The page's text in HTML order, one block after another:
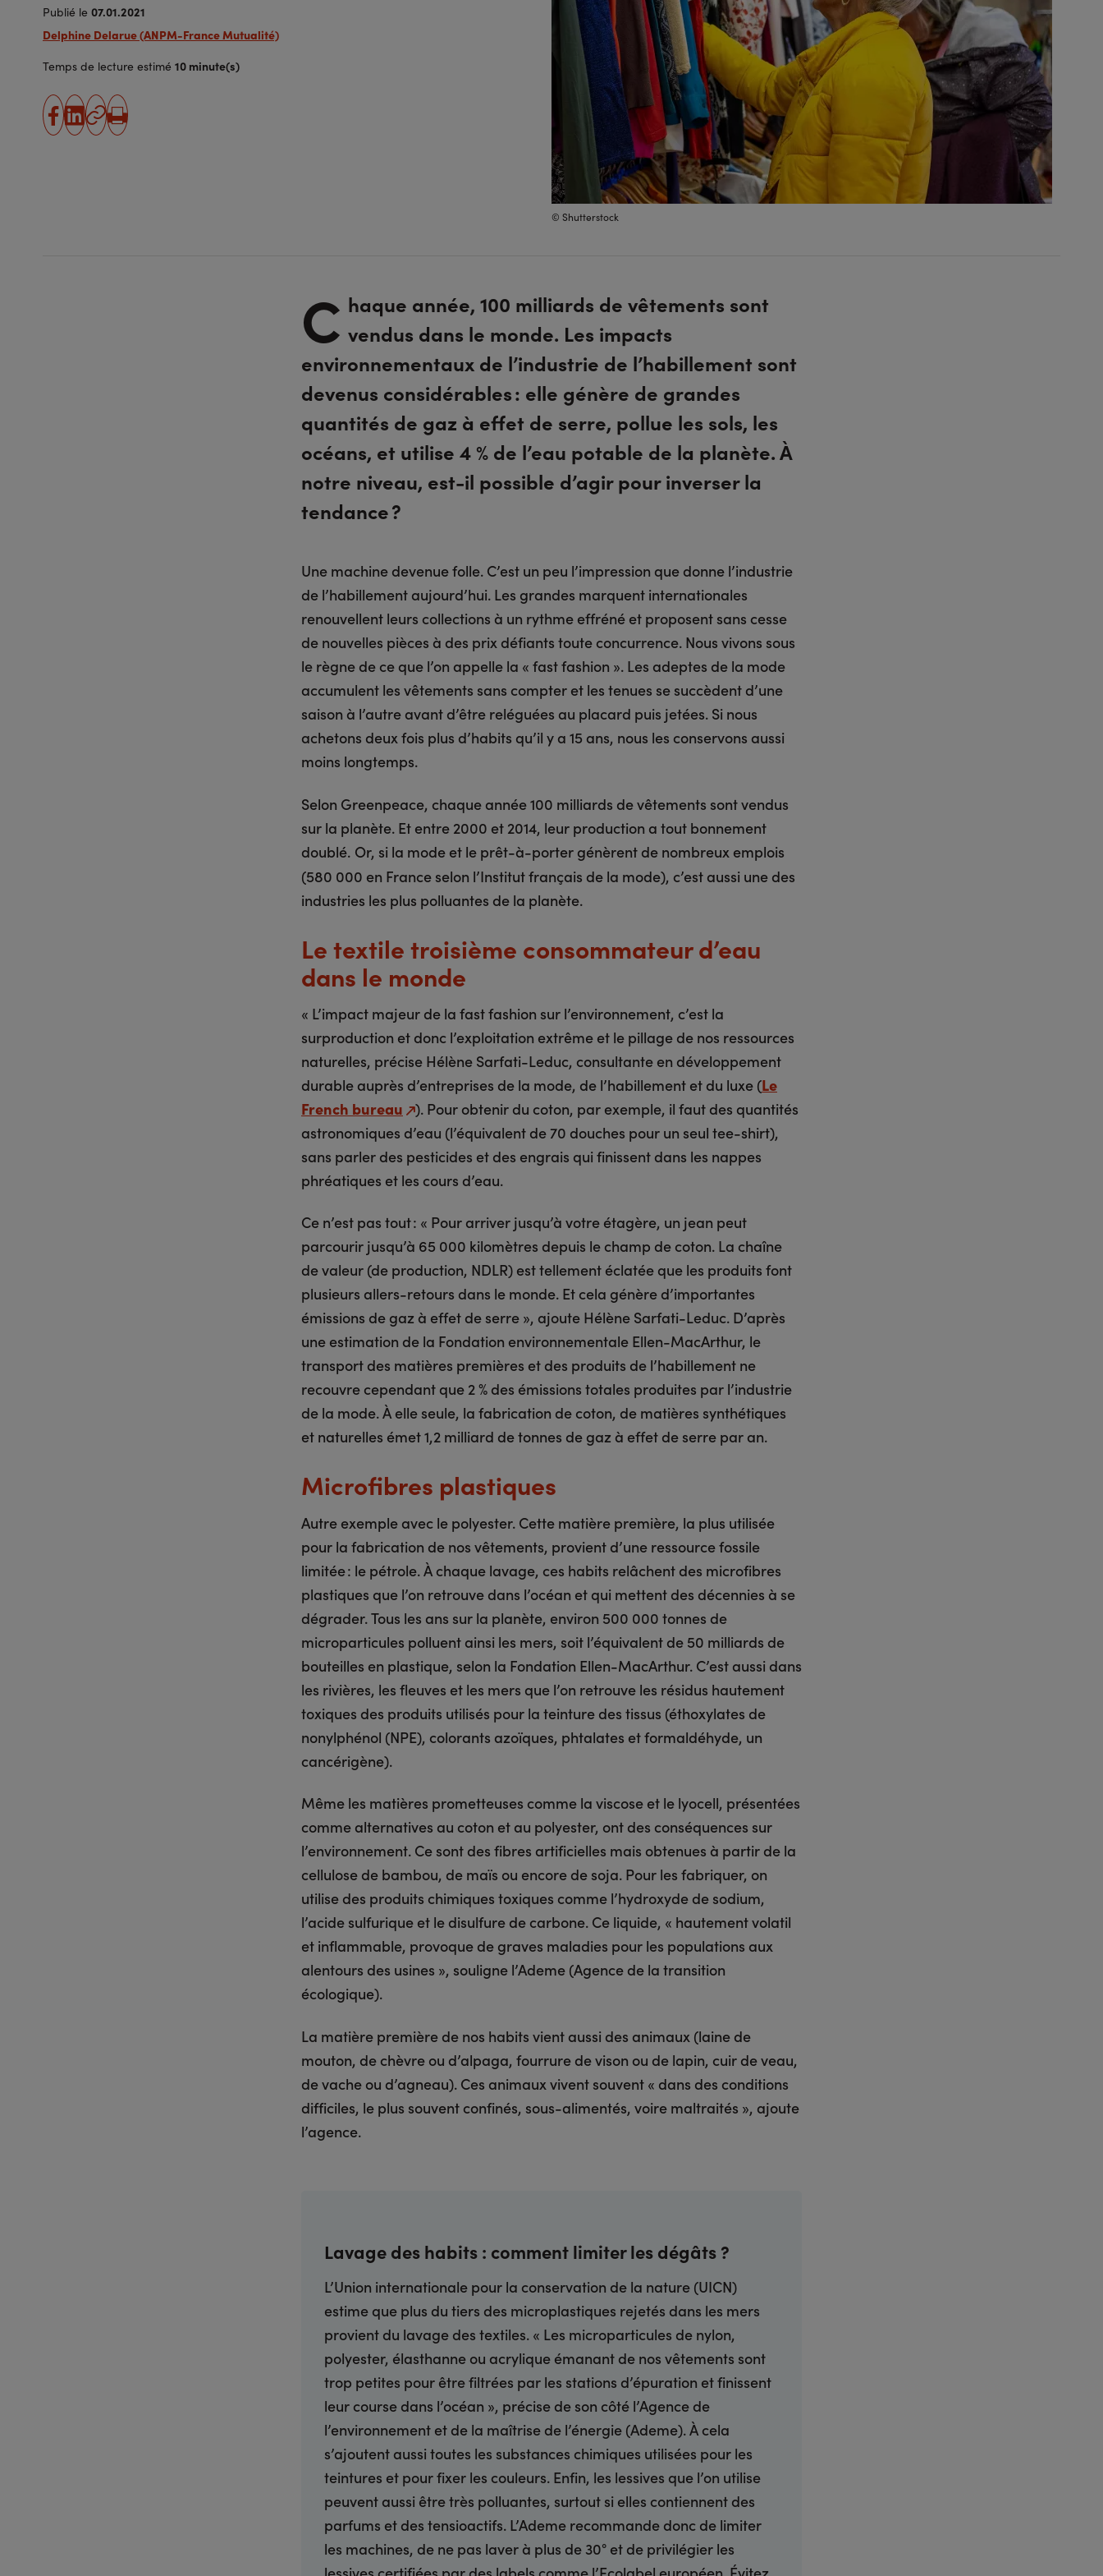
Publié le 07.01.2021
Delphine Delarue (ANPM-France Mutualité)
Temps de lecture estimé 10 minute(s)
partager
partager
Copier
Imprimer
© Shutterstock
C haque année, 100 milliards de vêtements sont
vendus dans le monde. Les impacts
environnementaux de l’industrie de l’habillement sont
devenus considérables : elle génère de grandes
quantités de gaz à effet de serre, pollue les sols, les
océans, et utilise 4 % de l’eau potable de la planète. À
notre niveau, est-il possible d’agir pour inverser la
tendance ?
Une machine devenue folle. C’est un peu l’impression que donne l’industrie
de l’habillement aujourd’hui. Les grandes marquent internationales
renouvellent leurs collections à un rythme effréné et proposent sans cesse
de nouvelles pièces à des prix défiants toute concurrence. Nous vivons sous
le règne de ce que l’on appelle la « fast fashion ». Les adeptes de la mode
accumulent les vêtements sans compter et les tenues se succèdent d’une
saison à l’autre avant d’être reléguées au placard puis jetées. Si nous
achetons deux fois plus d’habits qu’il y a 15 ans, nous les conservons aussi
moins longtemps.
Selon Greenpeace, chaque année 100 milliards de vêtements sont vendus
sur la planète. Et entre 2000 et 2014, leur production a tout bonnement
doublé. Or, si la mode et le prêt-à-porter génèrent de nombreux emplois
(580 000 en France selon l’Institut français de la mode), c’est aussi une des
industries les plus polluantes de la planète.
Le textile troisième consommateur d’eau
dans le monde
« L’impact majeur de la fast fashion sur l’environnement, c’est la
surproduction et donc l’exploitation extrême et le pillage de nos ressources
naturelles, précise Hélène Sarfati-Leduc, consultante en développement
durable auprès d’entreprises de la mode, de l’habillement et du luxe (Le
French bureau
). Pour obtenir du coton, par exemple, il faut des quantités
astronomiques d’eau (l’équivalent de 70 douches pour un seul tee-shirt),
sans parler des pesticides et des engrais qui finissent dans les nappes
phréatiques et les cours d’eau.
Ce n’est pas tout : « Pour arriver jusqu’à votre étagère, un jean peut
parcourir jusqu’à 65 000 kilomètres depuis le champ de coton. La chaîne
de valeur (de production, NDLR) est tellement éclatée que les produits font
plusieurs allers-retours dans le monde. Et cela génère d’importantes
émissions de gaz à effet de serre », ajoute Hélène Sarfati-Leduc. D’après
une estimation de la Fondation environnementale Ellen-MacArthur, le
transport des matières premières et des produits de l’habillement ne
recouvre cependant que 2 % des émissions totales produites par l’industrie
de la mode. À elle seule, la fabrication de coton, de matières synthétiques
et naturelles émet 1,2 milliard de tonnes de gaz à effet de serre par an.
Microfibres plastiques
Autre exemple avec le polyester. Cette matière première, la plus utilisée
pour la fabrication de nos vêtements, provient d’une ressource fossile
limitée : le pétrole. À chaque lavage, ces habits relâchent des microfibres
plastiques que l’on retrouve dans l’océan et qui mettent des décennies à se
dégrader. Tous les ans sur la planète, environ 500 000 tonnes de
microparticules polluent ainsi les mers, soit l’équivalent de 50 milliards de
bouteilles en plastique, selon la Fondation Ellen-MacArthur. C’est aussi dans
les rivières, les fleuves et les mers que l’on retrouve les résidus hautement
toxiques des produits utilisés pour la teinture des tissus (éthoxylates de
nonylphénol (NPE), colorants azoïques, phtalates et formaldéhyde, un
cancérigène).
Même les matières prometteuses comme la viscose et le lyocell, présentées
comme alternatives au coton et au polyester, ont des conséquences sur
l’environnement. Ce sont des fibres artificielles mais obtenues à partir de la
cellulose de bambou, de maïs ou encore de soja. Pour les fabriquer, on
utilise des produits chimiques toxiques comme l’hydroxyde de sodium,
l’acide sulfurique et le disulfure de carbone. Ce liquide, « hautement volatil
et inflammable, provoque de graves maladies pour les populations aux
alentours des usines », souligne l’Ademe (Agence de la transition
écologique).
La matière première de nos habits vient aussi des animaux (laine de
mouton, de chèvre ou d’alpaga, fourrure de vison ou de lapin, cuir de veau,
de vache ou d’agneau). Ces animaux vivent souvent « dans des conditions
difficiles, le plus souvent confinés, sous-alimentés, voire maltraités », ajoute
l’agence.
Lavage des habits : comment limiter les dégâts ?
L’Union internationale pour la conservation de la nature (UICN)
estime que plus du tiers des microplastiques rejetés dans les mers
provient du lavage des textiles. « Les microparticules de nylon,
polyester, élasthanne ou acrylique émanant de nos vêtements sont
trop petites pour être filtrées par les stations d’épuration et finissent
leur course dans l’océan », précise de son côté l’Agence de
l’environnement et de la maîtrise de l’énergie (Ademe). À cela
s’ajoutent aussi toutes les substances chimiques utilisées pour les
teintures et pour fixer les couleurs. Enfin, les lessives que l’on utilise
peuvent aussi être très polluantes, surtout si elles contiennent des
parfums et des tensioactifs. L’Ademe recommande donc de limiter
les machines, de ne pas laver à plus de 30° et de privilégier les